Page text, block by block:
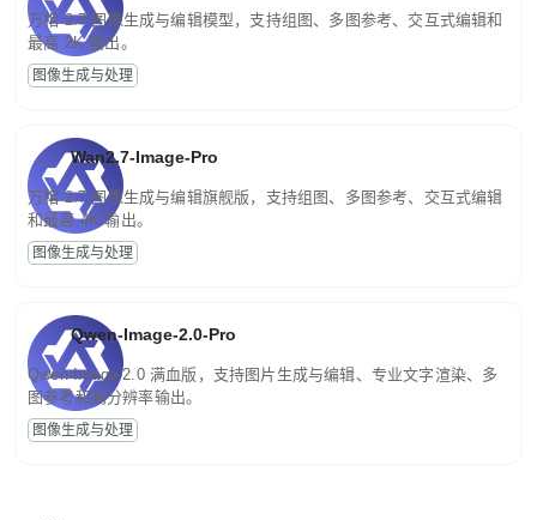
万相 2.7 图像生成与编辑模型，支持组图、多图参考、交互式编辑和
最高 2K 输出。
图像生成与处理
Wan2.7-Image-Pro
万相 2.7 图像生成与编辑旗舰版，支持组图、多图参考、交互式编辑
和最高 4K 输出。
图像生成与处理
Qwen-Image-2.0-Pro
Qwen-Image-2.0 满血版，支持图片生成与编辑、专业文字渲染、多
图参考和高分辨率输出。
图像生成与处理